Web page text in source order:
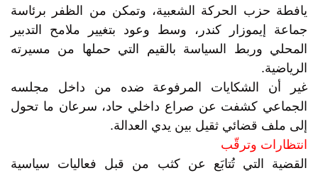
يافطة حزب الحركة الشعبية، وتمكن من الظفر برئاسة
جماعة إيموزار كندر، وسط وعود بتغيير ملامح التدبير
المحلي وربط السياسة بالقيم التي حملها من مسيرته
الرياضية.
غير أن الشكايات المرفوعة ضده من داخل مجلسه
الجماعي كشفت عن صراع داخلي حاد، سرعان ما تحول
إلى ملف قضائي ثقيل بين يدي العدالة.
انتظارات وترقّب
القضية التي تُتابَع عن كثب من قبل فعاليات سياسية